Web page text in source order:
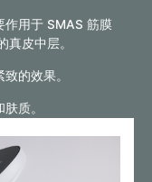
作用于 SMAS 筋膜
真皮中层。
的效果。
质。